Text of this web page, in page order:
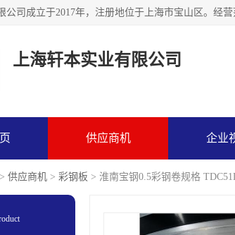
上海轩本实业有限公司
供应商机 企业
> 供应商机 > 彩钢板 > 淮南宝钢0.5彩钢卷规格